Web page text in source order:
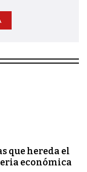
que hereda el
económica